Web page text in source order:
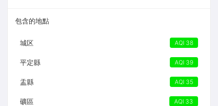
包含的地點
城区 AQI 38
平定縣 AQI 39
盂縣 AQI 35
礦區 AQI 33